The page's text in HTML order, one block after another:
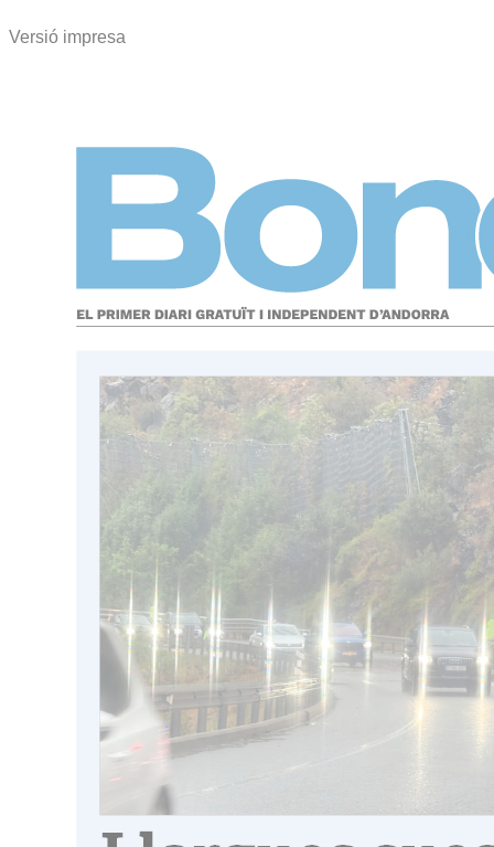
Versió impresa